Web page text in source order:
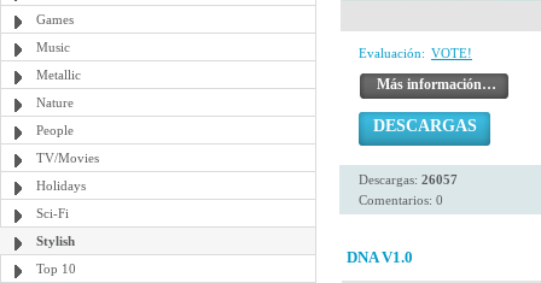
Games
Music
Metallic
Nature
People
TV/Movies
Holidays
Sci-Fi
Stylish
Top 10
Evaluación: VOTE!
Más información…
DESCARGAS
Descargas: 26057
Comentarios: 0
DNA V1.0